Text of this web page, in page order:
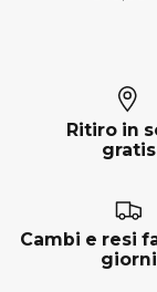
Ritiro in
gratis
Cambi e resi
giorni